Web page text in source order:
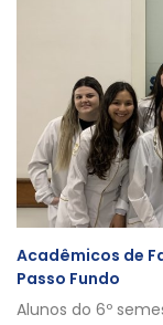
Acadêmicos de
Passo Fundo
Alunos do 6º